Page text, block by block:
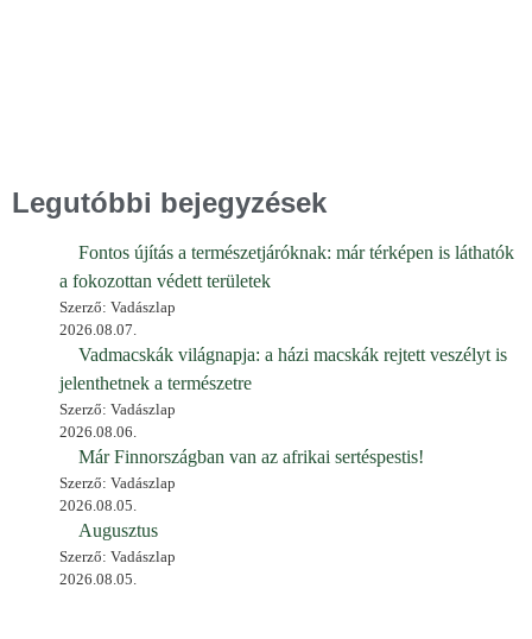
Legutóbbi bejegyzések
Fontos újítás a természetjáróknak: már térképen is láthatók
a fokozottan védett területek
Szerző: Vadászlap
2026.08.07.
Vadmacskák világnapja: a házi macskák rejtett veszélyt is
jelenthetnek a természetre
Szerző: Vadászlap
2026.08.06.
Már Finnországban van az afrikai sertéspestis!
Szerző: Vadászlap
2026.08.05.
Augusztus
Szerző: Vadászlap
2026.08.05.